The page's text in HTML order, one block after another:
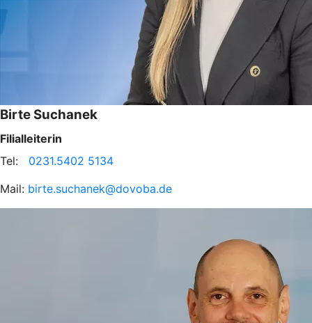
Birte Suchanek
Filialleiterin
Tel: 0231.5402 5134
Mail: birte.suchanek@dovoba.de